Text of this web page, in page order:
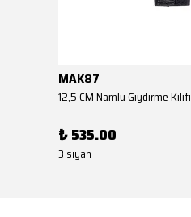
MAK87
12,5 CM Namlu Giydirme Kılıfı
₺ 535.00
3 siyah